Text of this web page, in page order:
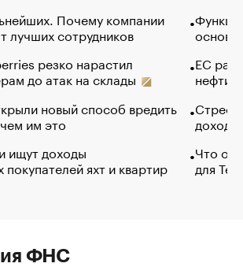
Почему компании
лучших сотрудников
резко нарастил
до атак на склады
новый способ вредить
им это
ищут доходы
яхт и квартир
основ
ЕС
нефти
Что
для
ФНС